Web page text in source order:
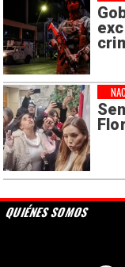
QUIÉNES SOMOS